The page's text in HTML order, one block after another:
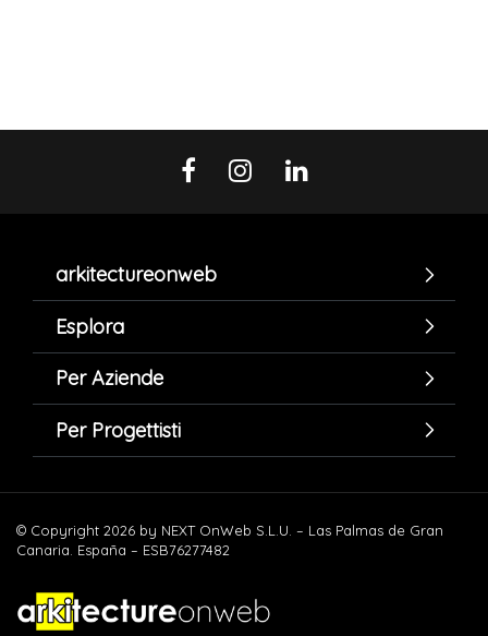
arkitectureonweb
Esplora
Per Aziende
Per Progettisti
© Copyright 2026 by NEXT OnWeb S.L.U. – Las Palmas de Gran
Canaria. España – ESB76277482